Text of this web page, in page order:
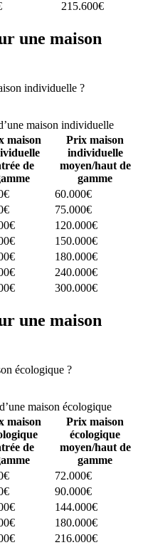
215.600€
une maison
individuelle ?
maison individuelle
maison
de
Prix maison
individuelle
moyen/haut de
gamme
60.000€
75.000€
120.000€
150.000€
180.000€
240.000€
300.000€
une maison
écologique ?
maison écologique
maison
de
Prix maison
écologique
moyen/haut de
gamme
72.000€
90.000€
144.000€
180.000€
216.000€